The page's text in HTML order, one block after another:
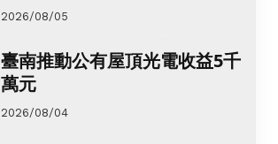
2026/08/05
臺南推動公有屋頂光電收益5千
萬元
2026/08/04